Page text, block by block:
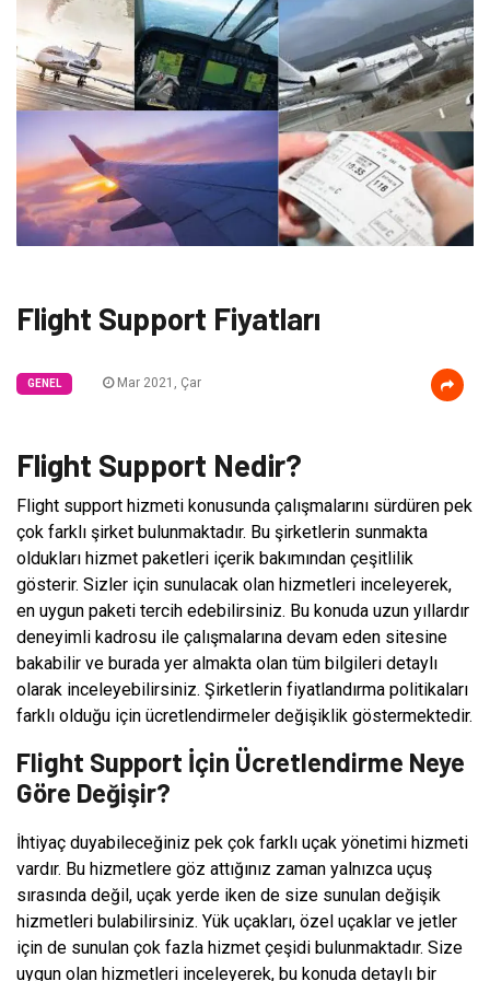
Flight Support Fiyatları
GENEL Mar 2021, Çar
Flight Support Nedir?
Flight support hizmeti konusunda çalışmalarını sürdüren pek
çok farklı şirket bulunmaktadır. Bu şirketlerin sunmakta
oldukları hizmet paketleri içerik bakımından çeşitlilik
gösterir. Sizler için sunulacak olan hizmetleri inceleyerek,
en uygun paketi tercih edebilirsiniz. Bu konuda uzun yıllardır
deneyimli kadrosu ile çalışmalarına devam eden sitesine
bakabilir ve burada yer almakta olan tüm bilgileri detaylı
olarak inceleyebilirsiniz. Şirketlerin fiyatlandırma politikaları
farklı olduğu için ücretlendirmeler değişiklik göstermektedir.
Flight Support İçin Ücretlendirme Neye
Göre Değişir?
İhtiyaç duyabileceğiniz pek çok farklı uçak yönetimi hizmeti
vardır. Bu hizmetlere göz attığınız zaman yalnızca uçuş
sırasında değil, uçak yerde iken de size sunulan değişik
hizmetleri bulabilirsiniz. Yük uçakları, özel uçaklar ve jetler
için de sunulan çok fazla hizmet çeşidi bulunmaktadır. Size
uygun olan hizmetleri inceleyerek, bu konuda detaylı bir